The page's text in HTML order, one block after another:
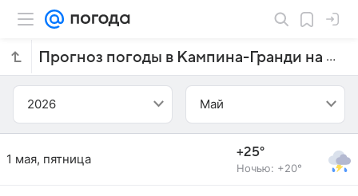
Прогноз погоды в Кампина-Гранди на май 2026 года
2026 Май
1 мая, пятница +25°
Ночью: +20°